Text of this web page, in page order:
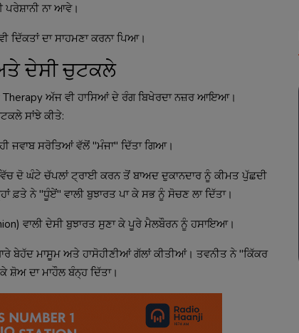
ਨਾ ਆਵੇ।
ਦਾ ਸਾਹਮਣਾ ਕਰਨਾ ਪਿਆ।
ਦੇਸੀ ਚੁਟਕਲੇ
Therapy ਅੱਜ ਵੀ ਹਾਸਿਆਂ ਦੇ ਰੰਗ ਬਿਖੇਰਦਾ ਨਜ਼ਰ ਆਇਆ।
ਸਾਂਝੇ ਕੀਤੇ:
ਜਵਾਬ ਸਰੋਤਿਆਂ ਵੱਲੋਂ "ਮੰਜਾ" ਦਿੱਤਾ ਗਿਆ।
ਦੋ ਘੰਟੇ ਚੱਪਲਾਂ ਟ੍ਰਾਈ ਕਰਨ ਤੋਂ ਬਾਅਦ ਦੁਕਾਨਦਾਰ ਨੂੰ ਕੀਮਤ ਪੁੱਛਦੀ
ਫ਼ਤੇ ਨੇ "ਧੂੰਏਂ" ਵਾਲੀ ਬੁਝਾਰਤ ਪਾ ਕੇ ਸਭ ਨੂੰ ਸੋਚਣ ਲਾ ਦਿੱਤਾ।
ਵਾਲੀ ਦੇਸੀ ਬੁਝਾਰਤ ਸੁਣਾ ਕੇ ਪੂਰੇ ਮੈਲਬੌਰਨ ਨੂੰ ਹਸਾਇਆ।
ਮਾਸੂਮ ਅਤੇ ਹਾਸੋਹੀਣੀਆਂ ਗੱਲਾਂ ਕੀਤੀਆਂ। ਤਵਨੀਤ ਨੇ "ਕਿੱਕਰ
ਸ਼ੋਅ ਦਾ ਮਾਹੌਲ ਬੰਨ੍ਹ ਦਿੱਤਾ।